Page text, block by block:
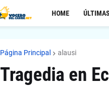
HOME
Página Principal alausi
Tragedia en